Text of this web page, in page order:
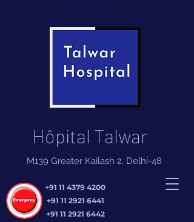
Hôpital Talwar
+91 11 4379 4200
+91 11 2921 6441
+91 11 2921 6442
M139 Greater Kailash 2, Delhi-48